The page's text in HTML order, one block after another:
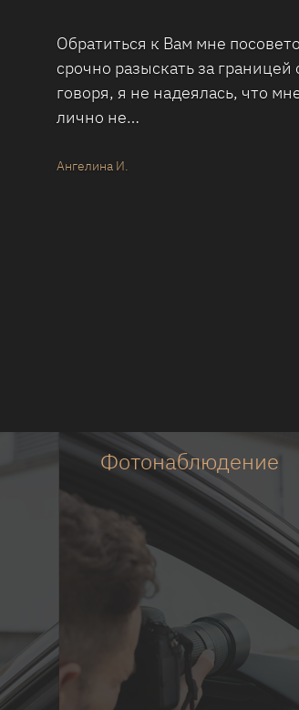
Хочу поблагодарить ребят из
чуткое и внимательное
чем заключалась проблема
отношение: со мной…
Клиент
Фотонаблюдение